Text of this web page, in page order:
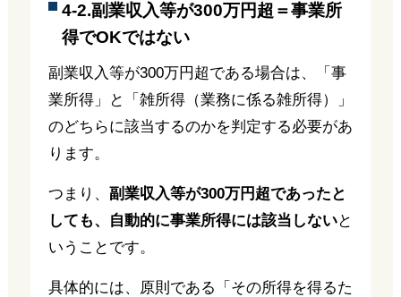
4-2.副業収入等が300万円超＝事業所
得でOKではない
副業収入等が300万円超である場合は、「事
業所得」と「雑所得（業務に係る雑所得）」
のどちらに該当するのかを判定する必要があ
ります。
つまり、 副業収入等が300万円超であったと
しても、自動的に事業所得には該当しないと
いうことです。
具体的には、原則である「その所得を得るた